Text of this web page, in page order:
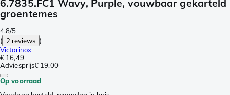
6.7835.FC1 Wavy, Purple, vouwbaar gekarteld
groentemes
4.8/5
( 2 reviews )
Victorinox
€ 16,49
Adviesprijs€ 19,00
Op voorraad